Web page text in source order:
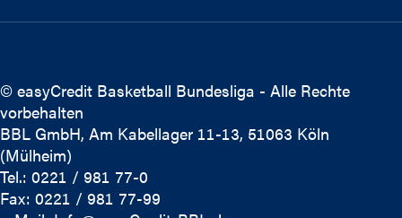
© easyCredit Basketball Bundesliga - Alle Rechte
vorbehalten
BBL GmbH, Am Kabellager 11-13, 51063 Köln
(Mülheim)
Tel.: 0221 / 981 77-0
Fax: 0221 / 981 77-99